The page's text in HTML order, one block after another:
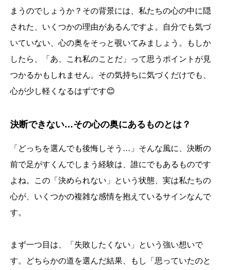
まうのでしょうか？その背景には、私たちの心の中に隠
された、いくつかの理由があるんですよ。自分でも気づ
いていない、心の奥をそっと覗いてみましょう。もしか
したら、「あ、これ私のことだ」って思うポイントが見
つかるかもしれません。その気持ちに気づくだけでも、
心が少し軽くなるはずです😊
決断できない…その心の奥にあるものとは？
「どっちを選んでも後悔しそう…」そんな風に、決断の
前で足がすくんでしまう経験は、誰にでもあるものです
よね。この「決められない」という状態、実は私たちの
心が、いくつかの複雑な感情を抱えているサインなんで
す。
まず一つ目は、「失敗したくない」という強い想いで
す。どちらかの道を選んだ結果、もし「思っていたのと